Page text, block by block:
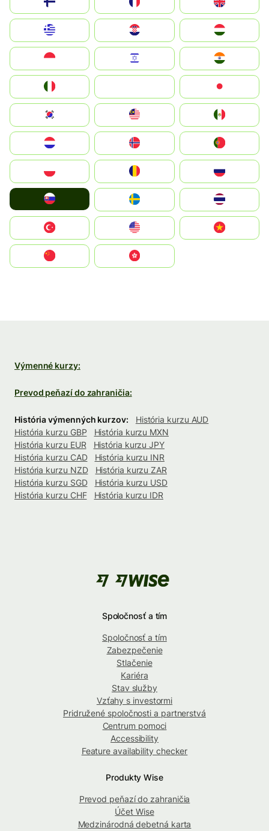
Magyarország
South Korea
United States
中國香港特別行政區
Výmenné kurzy:
Prevod peňazí do zahraničia:
História výmenných kurzov:
História kurzu AUD
História kurzu GBP
História kurzu MXN
História kurzu EUR
História kurzu JPY
História kurzu CAD
História kurzu INR
História kurzu NZD
História kurzu ZAR
História kurzu SGD
História kurzu USD
História kurzu CHF
História kurzu IDR
Spoločnosť a tím
Spoločnosť a tím
Zabezpečenie
Stlačenie
Kariéra
Stav služby
Vzťahy s investormi
Pridružené spoločnosti a partnerstvá
Centrum pomoci
Accessibility
Feature availability checker
Produkty Wise
Prevod peňazí do zahraničia
Účet Wise
Medzinárodná debetná karta